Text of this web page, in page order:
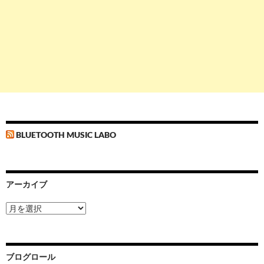
BLUETOOTH MUSIC LABO
アーカイブ
ア
ー
ブ
ブログロール